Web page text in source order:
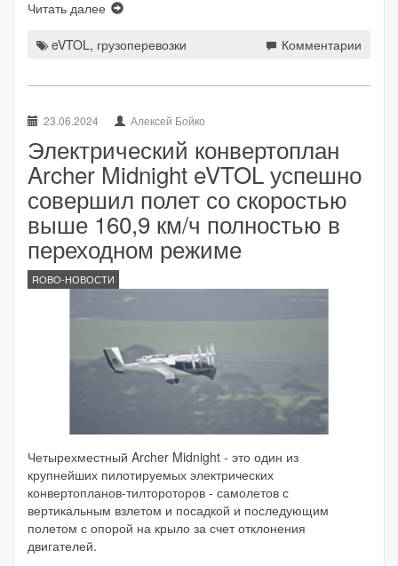
Читать далее
eVTOL, грузоперевозки Комментарии
23.06.2024 Алексей Бойко
Электрический конвертоплан
Archer Midnight eVTOL успешно
совершил полет со скоростью
выше 160,9 км/ч полностью в
переходном режиме
ROBO-НОВОСТИ
Четырехместный Archer Midnight - это один из
крупнейших пилотируемых электрических
конвертопланов-тилтороторов - самолетов с
вертикальным взлетом и посадкой и последующим
полетом с опорой на крыло за счет отклонения
двигателей.